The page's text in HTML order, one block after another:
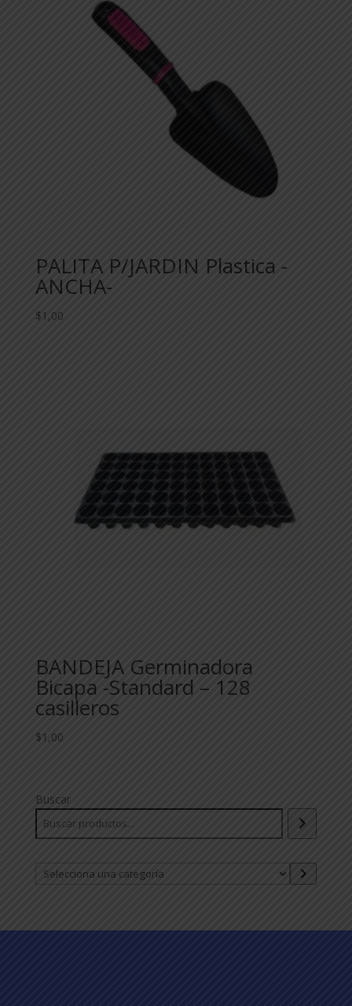
PALITA P/JARDIN Plastica -
ANCHA-
$ 1,00
BANDEJA Germinadora
Bicapa -Standard – 128
casilleros
$1,00
Buscar
Selecciona
una